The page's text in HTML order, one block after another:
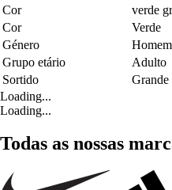
Cor
verde
Cor
Verde
Género
Homem
Grupo etário
Adulto
Sortido
Grande
Loading...
Loading...
Todas as nossas